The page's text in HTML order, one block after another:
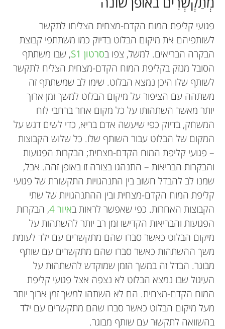
מבינים זה את זה בסביבת משחקים אינטראקטיביים,
ללא שימוש בשפה. מלבד מדעי המוח אני אוהב רכיבה
על אופנועים, טבע ואת חיי הבר.
*
a.stolk8@gmail.com
לכתוב הרבה ספרי ילדים (כבר התחלתי לכתוב שלושה
סיפורים). בחיים שלי, אני רוצה להמציא משהו חדש,
ולהחזיר לחיים משהו שנכחד, בעזרת חֵקֶר דנ”א.
בעד ונגד נושא מסוים) של בית הספר שלי. אני אוהב
ללמוד מדע, במיוחד מדעי המוח, כימיה, ביולוגיה
ופיזיקה.
מנה של חזה עוף בנוסח אתיופי). המקצועות האהובים
עליי בבית הספר כיום הם מעבדת מחשבים, חינוך
גופני, ספרייה ומדע. אני מחכה ומצפה לבחור ללמוד
כימיה כאשר אעבור לחטיבת הביניים! אחרי הקולג’,
אני רוצה להיות מהנדס מכונות ולתכנן רובוטים.
תפקידים ולבשל. האדם שאני הכי מעריצה ושמעניק לי
השׁראה הוא אימא שלי. אני גם משחקת כדורגל וכדור
בסיס.
ולבשל, ואני ממש טובה במתמטיקה.
אני אוספת אבנים ובעלי חיים מפוחלצים. אני אוהבת
לעשות סקי ואת מזג האוויר הקר. אני נהנית להתעמל,
לרקוד ולעודד במשחקי ספורט, ויש לי חזירת ים ששמה
לוּנָה כחיית מחמד.
פגועי קליפת המוח הקדם-מצחית הצליחו לתקשר
לשותפיהם את מיקום הבלוט בדיוק כמו משתתפי קבוצת
הבקרה הבריאים. למשל, צפו בסרטון S1
, שבו משתתף
הסובל מנזק בקליפת המוח הקדם-מצחית הצליח לתקשר
לשותף שלו היכן נמצא הבלוט. שימו לב שמשתתף זה
משתהה עם הציפור על מיקום הבלוט למשך זמן ארוך
יותר מאשר השתהותו על כל מקום אחר ברחבי לוח
המשחק, בדיוק כפי שיעשה אדם בריא, כדי לשים דגש על
המקום של הבלוט עבור השותף שלו. כל שלוש הקבוצות
– פגועי קליפת המוח הקדם-מצחית; הבקרות הפגועות
והבקרות הבריאות – התנהגו בצורה זו באופן זהה. אבל,
שמנו לב להבדל חשוב בין התנהגויות התקשורת של פגועי
קליפת המוח הקדם-מצחית ובין ההתנהגויות של שתי
הקבוצות האחרות. כפי שאפשר לראות באיור 4 , הבקרות
הפגועות והבריאות הקדישו זמן רב יותר להשתהות על
מיקום הבלוט כאשר סברו שהם מתקשרים עם ילד לעומת
משך ההשתהות כאשר סברו שהם מתקשרים עם שותף
מבוגר. הבדל זה במשך הזמן שמוקדש להשתהוּת על
העיגול שבו נמצא הבלוט לא נצפה אצל פגועי קליפת
המוח הקדם-מצחית. הם לא השתהו למשך זמן ארוך יותר
מעל מיקום הבלוט כאשר סברו שהם מתקשרים עם ילד
בהשוואה לתקשוּר עם שותף מבוגר.